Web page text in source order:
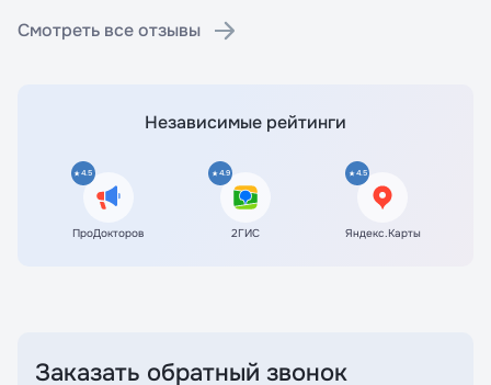
Смотреть все отзывы
Независимые рейтинги
4.5
ПроДокторов
4.9
2ГИС
4.5
Яндекс.Карты
Заказать обратный звонок